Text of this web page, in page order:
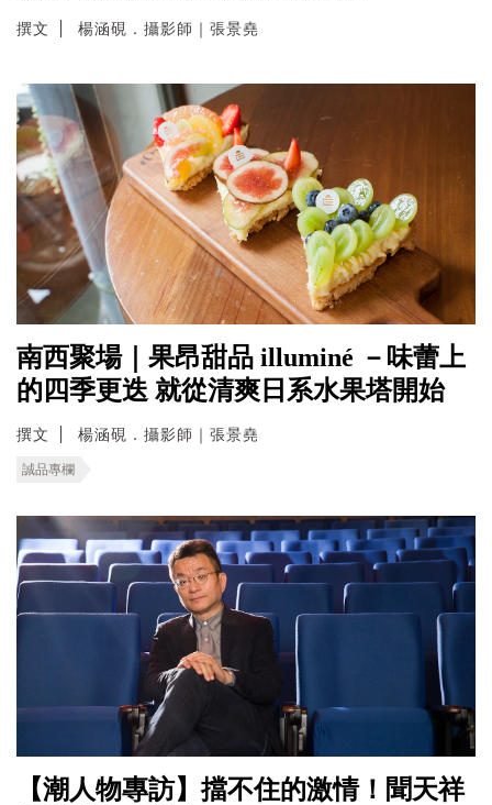
撰文 楊涵硯．攝影師｜張景堯
南西聚場｜果昂甜品 illuminé －味蕾上
的四季更迭 就從清爽日系水果塔開始
撰文 楊涵硯．攝影師｜張景堯
誠品專欄
【潮人物專訪】擋不住的激情！聞天祥